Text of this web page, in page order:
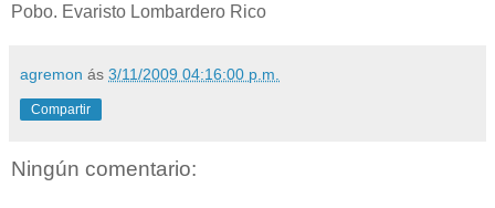
Pobo. Evaristo Lombardero Rico
agremon ás 3/11/2009 04:16:00 p.m.
Compartir
Ningún comentario: